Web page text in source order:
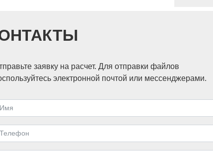
заявку на расчет. Для отправки файлов
электронной почтой или мессенджерами.